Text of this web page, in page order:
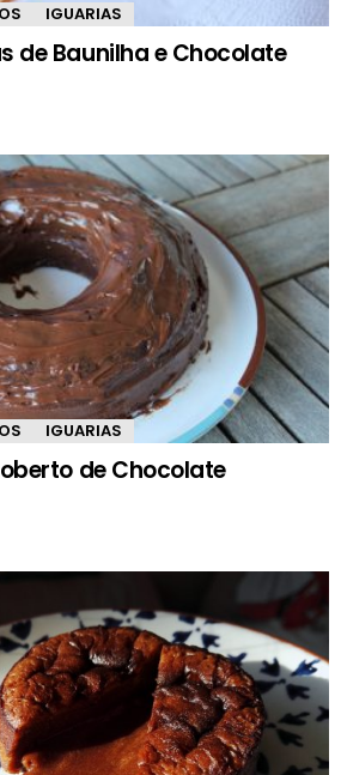
IGUARIAS
de Baunilha e Chocolate
IGUARIAS
de Chocolate